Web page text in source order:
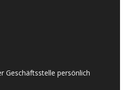
Geschäftsstelle persönlich